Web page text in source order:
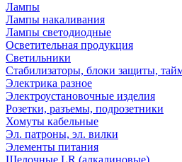
Лампы
Лампы накаливания
Лампы светодиодные
Осветительная продукция
Светильники
Стабилизаторы, блоки защиты,
Электрика разное
Электроустановочные изделия
Розетки, разъемы, подрозетники
Хомуты кабельные
Эл. патроны, эл. вилки
Элементы питания
Щелочные LR (алкалиновые)